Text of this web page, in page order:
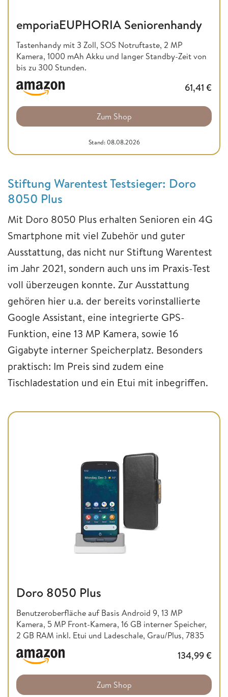
emporiaEUPHORIA Seniorenhandy
Tastenhandy mit 3 Zoll, SOS Notruftaste, 2 MP
Kamera, 1000 mAh Akku und langer Standby-Zeit von
bis zu 300 Stunden.
61,41 €
Zum Shop
Stand: 08.08.2026
Stiftung Warentest Testsieger: Doro
8050 Plus
Mit Doro 8050 Plus erhalten Senioren ein 4G
Smartphone mit viel Zubehör und guter
Ausstattung, das nicht nur Stiftung Warentest
im Jahr 2021, sondern auch uns im Praxis-Test
voll überzeugen konnte. Zur Ausstattung
gehören hier u.a. der bereits vorinstallierte
Google Assistant, eine integrierte GPS-
Funktion, eine 13 MP Kamera, sowie 16
Gigabyte interner Speicherplatz. Besonders
praktisch: Im Preis sind zudem eine
Tischladestation und ein Etui mit inbegriffen.
Doro 8050 Plus
Benutzeroberfläche auf Basis Android 9, 13 MP
Kamera, 5 MP Front-Kamera, 16 GB interner Speicher,
2 GB RAM inkl. Etui und Ladeschale, Grau/Plus, 7835
134,99€
Zum Shop